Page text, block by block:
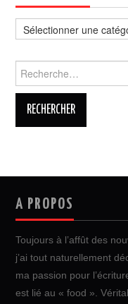
A PROPOS
Toujours à l’affût des
j’ai tout naturellement
ma passion pour
est lié au « food ».